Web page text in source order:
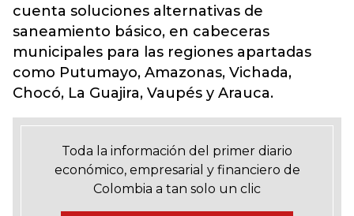
cuenta soluciones alternativas de
saneamiento básico, en cabeceras
municipales para las regiones apartadas
como Putumayo, Amazonas, Vichada,
Chocó, La Guajira, Vaupés y Arauca.
Toda la información del primer diario
económico, empresarial y financiero de
Colombia a tan solo un clic